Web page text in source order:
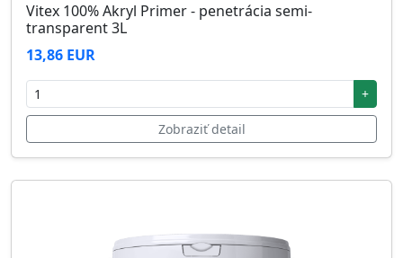
Vitex 100% Akryl Primer - penetrácia semi-
transparent 3L
13,86 EUR
+
Zobraziť detail